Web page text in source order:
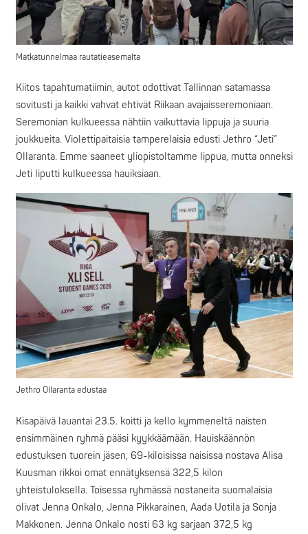
Matkatunnelmaa rautatieasemalta
Kiitos tapahtumatiimin, autot odottivat Tallinnan satamassa
sovitusti ja kaikki vahvat ehtivät Riikaan avajaisseremoniaan.
Seremonian kulkueessa nähtiin vaikuttavia lippuja ja suuria
joukkueita. Violettipaitaisia tamperelaisia edusti Jethro “Jeti”
Ollaranta. Emme saaneet yliopistoltamme lippua, mutta onneksi
Jeti liputti kulkueessa hauiksiaan.
Jethro Ollaranta edustaa
Kisapäivä lauantai 23.5. koitti ja kello kymmeneltä naisten
ensimmäinen ryhmä pääsi kyykkäämään. Hauiskäännön
edustuksen tuorein jäsen, 69-kiloisissa naisissa nostava Alisa
Kuusman rikkoi omat ennätyksensä 322,5 kilon
yhteistuloksella. Toisessa ryhmässä nostaneita suomalaisia
olivat Jenna Onkalo, Jenna Pikkarainen, Aada Uotila ja Sonja
Makkonen. Jenna Onkalo nosti 63 kg sarjaan 372,5 kg